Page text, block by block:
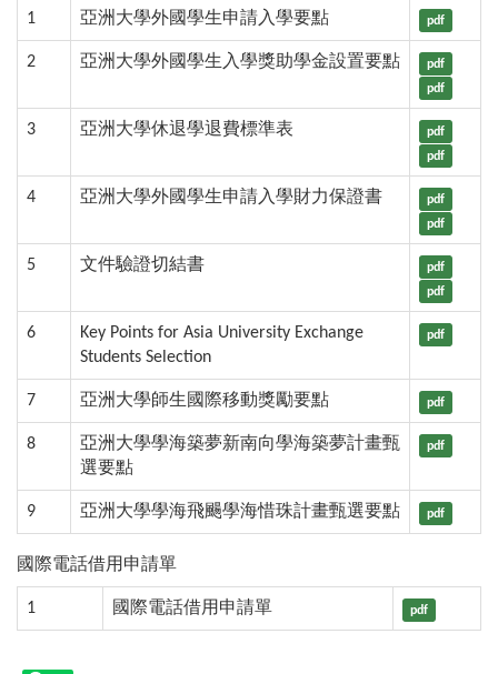
1 亞洲大學外國學生申請入學要點 pdf
2 亞洲大學外國學生入學獎助學金設置要點
pdf
pdf
3 亞洲大學休退學退費標準表
pdf
pdf
4 亞洲大學外國學生申請入學財力保證書
pdf
pdf
5 文件驗證切結書
pdf
pdf
6
Key Points for Asia University Exchange
Students Selection
pdf
7 亞洲大學師生國際移動獎勵要點 pdf
8
亞洲大學學海築夢新南向學海築夢計畫甄
選要點
pdf
9 亞洲大學學海飛颺學海惜珠計畫甄選要點 pdf
國際電話借用申請單
1 國際電話借用申請單 pdf